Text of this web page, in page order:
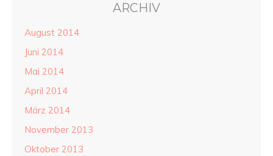
ARCHIV
August 2014
Juni 2014
Mai 2014
April 2014
März 2014
November 2013
Oktober 2013